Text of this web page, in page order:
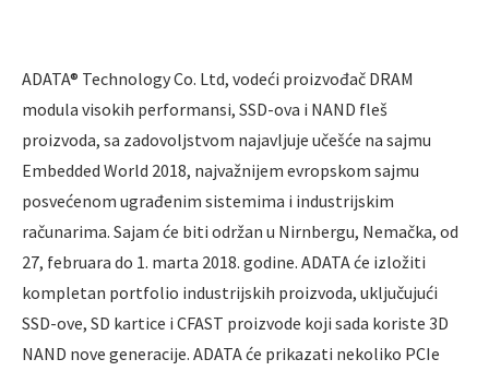
ADATA® Technology Co. Ltd, vodeći proizvođač DRAM
modula visokih performansi, SSD-ova i NAND fleš
proizvoda, sa zadovoljstvom najavljuje učešće na sajmu
Embedded World 2018, najvažnijem evropskom sajmu
posvećenom ugrađenim sistemima i industrijskim
računarima. Sajam će biti održan u Nirnbergu, Nemačka, od
27, februara do 1. marta 2018. godine. ADATA će izložiti
kompletan portfolio industrijskih proizvoda, uključujući
SSD-ove, SD kartice i CFAST proizvode koji sada koriste 3D
NAND nove generacije. ADATA će prikazati nekoliko PCIe